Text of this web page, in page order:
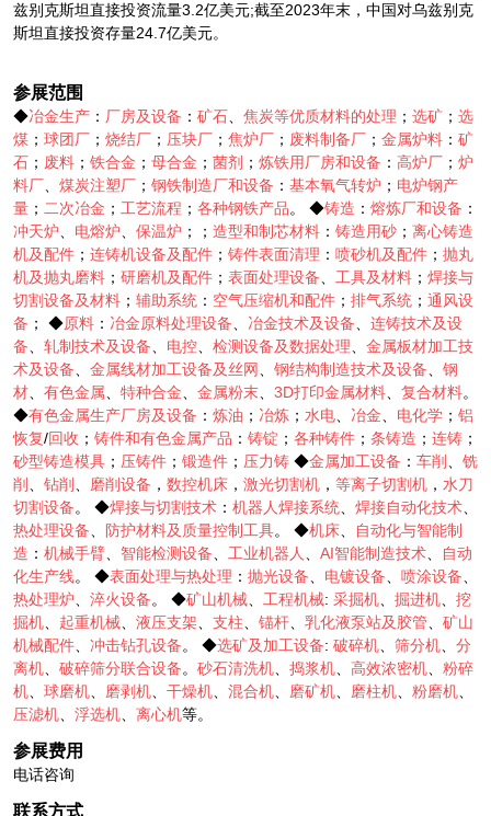
兹别克斯坦直接投资流量3.2亿美元;截至2023年末，中国对乌兹别克
斯坦直接投资存量24.7亿美元。
参展范围
◆冶金生产 ： 厂房及设备 ： 矿石 焦炭等优质材料的处理 ； 选矿 ； 选
煤 ； 球团厂 ； 烧结厂 ； 压块厂 ； 焦炉厂 ； 废料制备厂 ； 金属炉料 ： 矿
石 ； 废料 ； 铁合金 ； 母合金 ； 菌剂 ； 炼铁用厂房和设备 ： 高炉厂 ； 炉
料厂
煤炭注塑厂 ； 钢铁制造厂和设备 ： 基本氧气转炉 ； 电炉钢产
量 ； 二次冶金 ； 工艺流程 ； 各种钢铁产品。 ◆铸造 ： 熔炼厂和设备 ：
冲天炉
电熔炉 保温炉 ；； 造型和制芯材料 ： 铸造用砂 ； 离心铸造
机及配件 ； 连铸机设备及配件 ； 铸件表面清理 ： 喷砂机及配件 ； 抛丸
机及抛丸磨料 ； 研磨机及配件 ； 表面处理设备 工具及材料 ； 焊接与
切割设备及材料 ； 辅助系统 ： 空气压缩机和配件 ； 排气系统 ； 通风设
备 ； ◆原料 ： 冶金原料处理设备 冶金技术及设备
连铸技术及设
备
轧制技术及设备 电控 检测设备及数据处理
金属板材加工技
术及设备
金属线材加工设备及丝网 钢结构制造技术及设备
钢
材
有色金属 特种合金 金属粉末 3D打印金属材料 复合材料。
◆有色金属生产厂房及设备 ： 炼油 ； 冶炼 ； 水电 冶金 电化学 ； 铝
恢复/回收 ； 铸件和有色金属产品 ： 铸锭 ； 各种铸件 ； 条铸造 ； 连铸 ；
砂型铸造模具 ； 压铸件 ； 锻造件 ； 压力铸 ◆金属加工设备 ： 车削
铣
削
钻削 磨削设备 ， 数控机床 ， 激光切割机 ， 等离子切割机 ， 水刀
切割设备。 ◆焊接与切割技术 ： 机器人焊接系统 焊接自动化技术
热处理设备
防护材料及质量控制工具。 ◆机床
自动化与智能制
造 ： 机械手臂 智能检测设备 工业机器人 AI智能制造技术
自动
化生产线。 ◆表面处理与热处理 ： 抛光设备 电镀设备 喷涂设备
热处理炉
淬火设备。 ◆矿山机械 工程机械: 采掘机 掘进机
挖
掘机
起重机械 液压支架 支柱 锚杆 乳化液泵站及胶管
矿山
机械配件
冲击钻孔设备。 ◆选矿及加工设备: 破碎机 筛分机
分
离机
破碎筛分联合设备。 砂石清洗机 捣浆机 高效浓密机
粉碎
机
球磨机 磨剥机 干燥机 混合机 磨矿机 磨柱机 粉磨机
压滤机
浮选机 离心机等。
参展费用
电话咨询
联系方式